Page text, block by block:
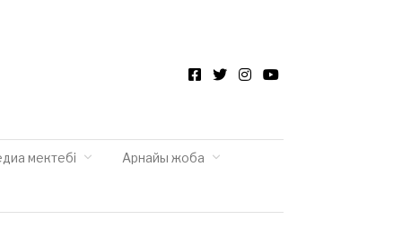
мектебі Арнайы жоба